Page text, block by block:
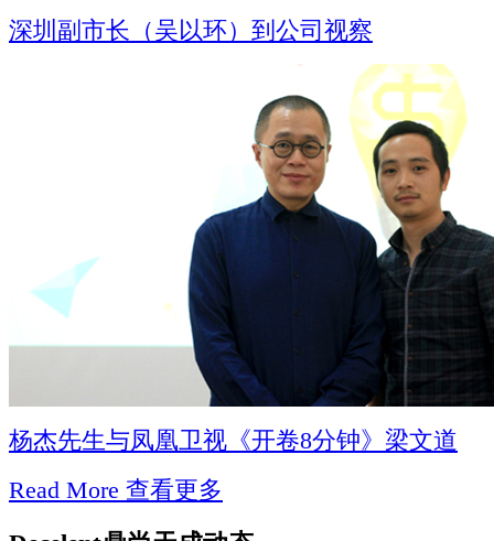
深圳副市长（吴以环）到公司视察
杨杰先生与凤凰卫视《开卷8分钟》梁文道
Read More 查看更多